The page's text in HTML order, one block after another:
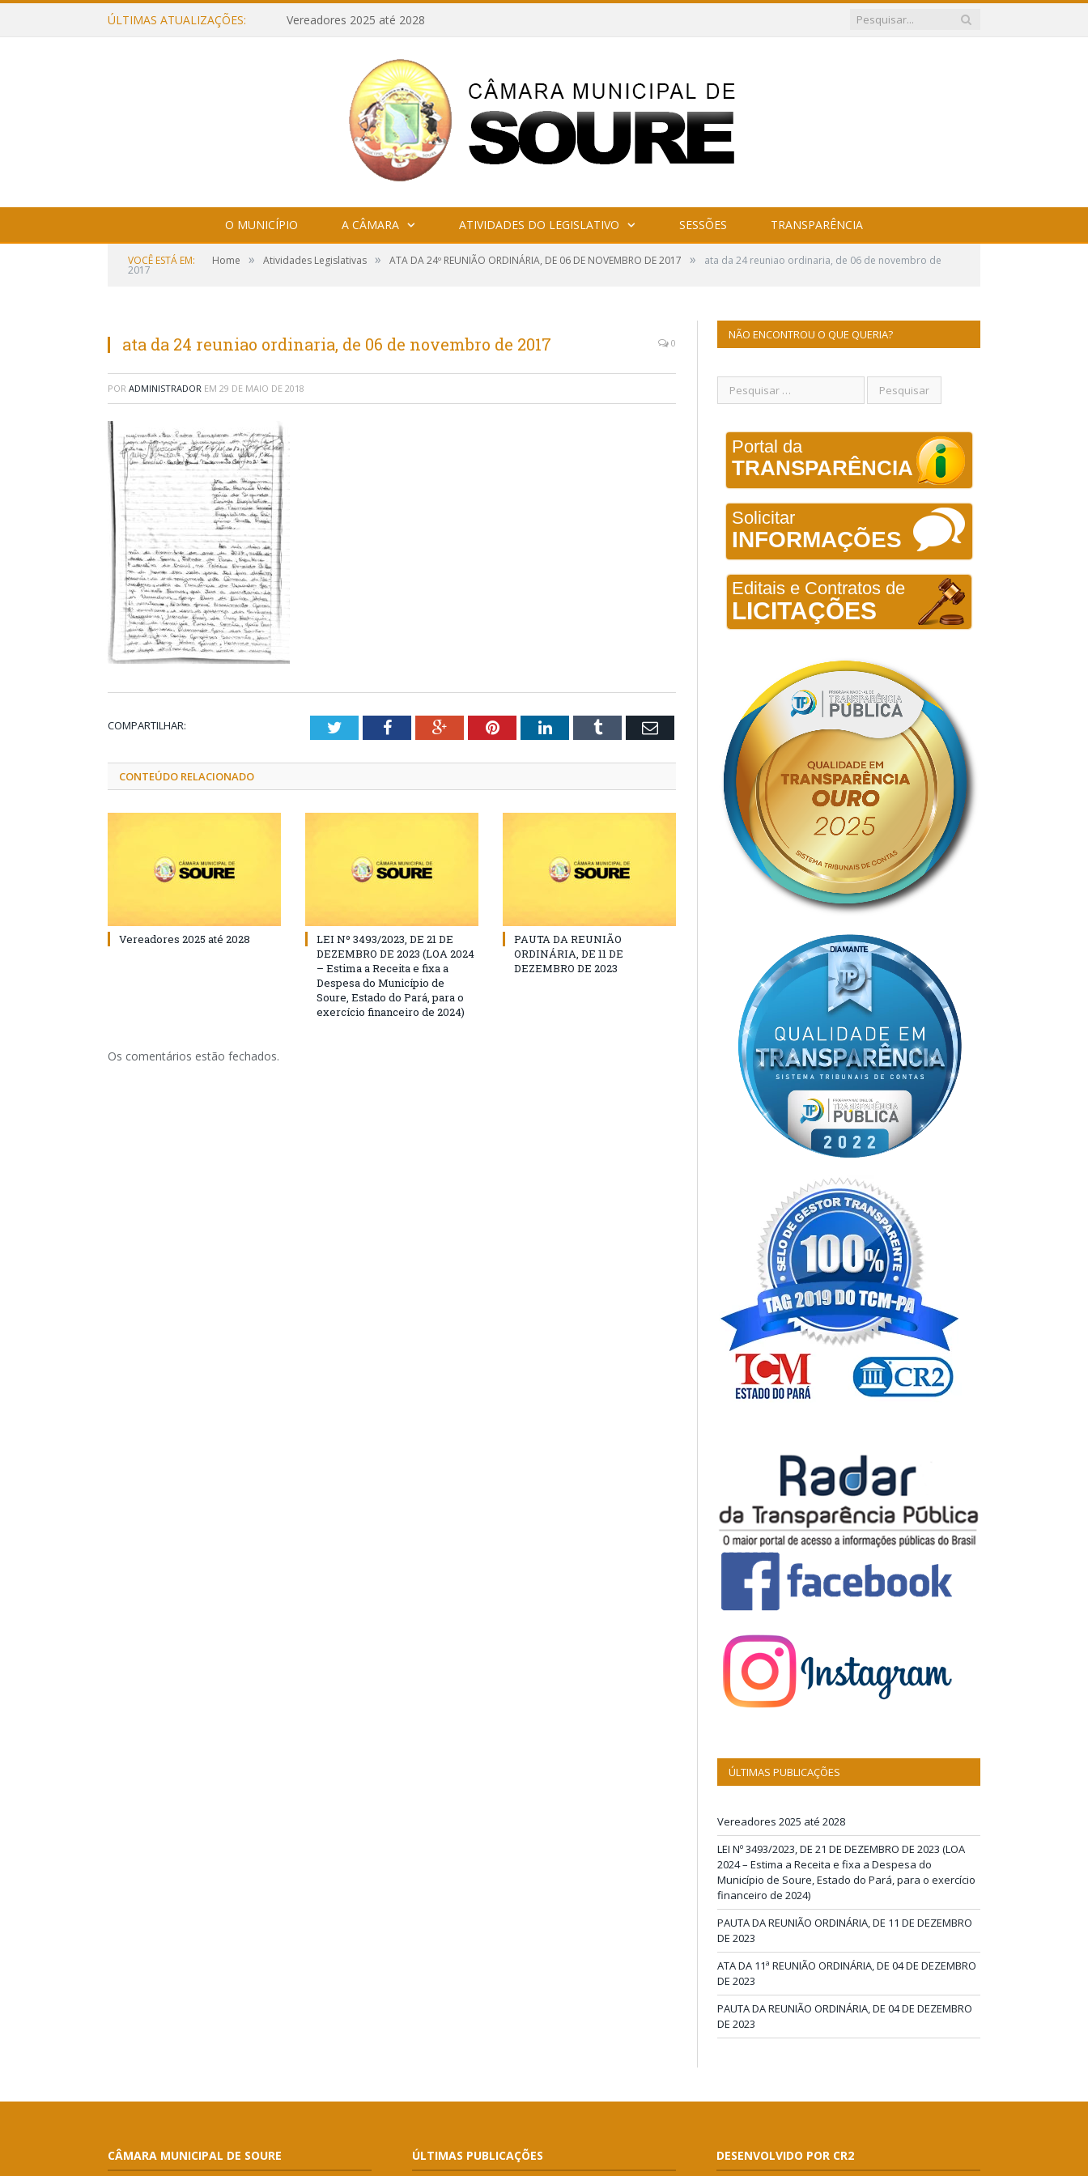
ÚLTIMAS ATUALIZAÇÕES: Vereadores 2025 até 2028
O MUNICÍPIO A CÂMARA ATIVIDADES DO LEGISLATIVO SESSÕES TRANSPARÊNCIA
VOCÊ ESTÁ EM: Home » Atividades Legislativas » ATA DA 24º REUNIÃO ORDINÁRIA, DE 06 DE NOVEMBRO DE 2017 » ata da 24 reuniao ordinaria, de 06 de novembro de
2017
ata da 24 reuniao ordinaria, de 06 de novembro de 2017 0
POR ADMINISTRADOR EM 29 DE MAIO DE 2018
COMPARTILHAR: TwitterFacebookGoogle+PinterestLinkedInTumblr Email
CONTEÚDO RELACIONADO
Vereadores 2025 até 2028
LEI Nº 3493/2023, DE 21 DE
DEZEMBRO DE 2023 (LOA 2024
– Estima a Receita e fixa a
Despesa do Município de
Soure, Estado do Pará, para o
exercício financeiro de 2024)
PAUTA DA REUNIÃO
ORDINÁRIA, DE 11 DE
DEZEMBRO DE 2023
Os comentários estão fechados.
NÃO ENCONTROU O QUE QUERIA?
Portal da
TRANSPARÊNCIA
Solicitar
INFORMAÇÕES
Editais e Contratos de
LICITAÇÕES
ÚLTIMAS PUBLICAÇÕES
Vereadores 2025 até 2028
LEI Nº 3493/2023, DE 21 DE DEZEMBRO DE 2023 (LOA
2024 – Estima a Receita e fixa a Despesa do
Município de Soure, Estado do Pará, para o exercício
financeiro de 2024)
PAUTA DA REUNIÃO ORDINÁRIA, DE 11 DE DEZEMBRO
DE 2023
ATA DA 11ª REUNIÃO ORDINÁRIA, DE 04 DE DEZEMBRO
DE 2023
PAUTA DA REUNIÃO ORDINÁRIA, DE 04 DE DEZEMBRO
DE 2023
CÂMARA MUNICIPAL DE SOURE ÚLTIMAS PUBLICAÇÕES DESENVOLVIDO POR CR2